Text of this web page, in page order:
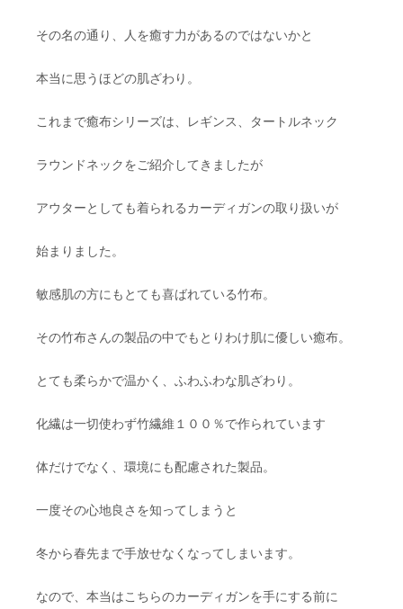
その名の通り、人を癒す力があるのではないかと
本当に思うほどの肌ざわり。
これまで癒布シリーズは、レギンス、タートルネック
ラウンドネックをご紹介してきましたが
アウターとしても着られるカーディガンの取り扱いが
始まりました。
敏感肌の方にもとても喜ばれている竹布。
その竹布さんの製品の中でもとりわけ肌に優しい癒布。
とても柔らかで温かく、ふわふわな肌ざわり。
化繊は一切使わず竹繊維１００％で作られています
体だけでなく、環境にも配慮された製品。
一度その心地良さを知ってしまうと
冬から春先まで手放せなくなってしまいます。
なので、本当はこちらのカーディガンを手にする前に